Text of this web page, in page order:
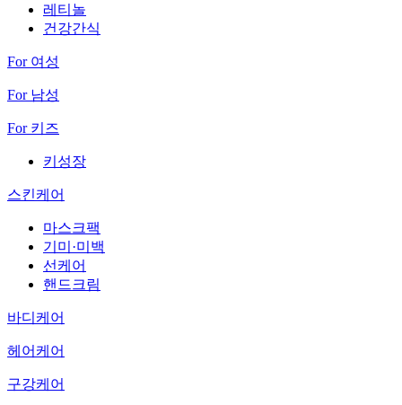
레티놀
건강간식
For 여성
For 남성
For 키즈
키성장
스킨케어
마스크팩
기미·미백
선케어
핸드크림
바디케어
헤어케어
구강케어